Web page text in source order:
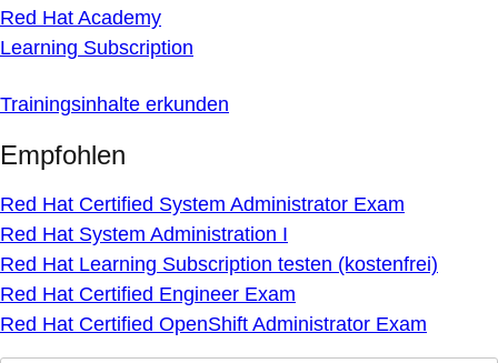
Red Hat Academy
Learning Subscription
Trainingsinhalte erkunden
Empfohlen
Red Hat Certified System Administrator Exam
Red Hat System Administration I
Red Hat Learning Subscription testen (kostenfrei)
Red Hat Certified Engineer Exam
Red Hat Certified OpenShift Administrator Exam